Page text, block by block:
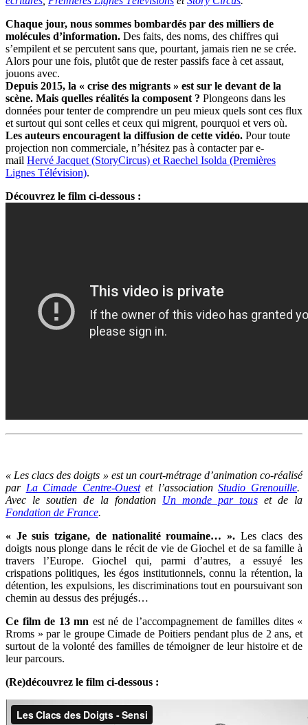
Chaque jour, nous sommes bombardés par des milliers de
molécules d’information. Des faits, des noms, des chiffres qui
s’empilent et se percutent sans que, pourtant, jamais rien ne se crée.
Alors pour une fois, plutôt que de rester passifs face à cet assaut,
jouons avec.
Depuis 2015, la « crise des migrants » est sur le devant de la
scène. Mais quelles réalités la composent ? Plongeons dans les
données pour tenter de comprendre un peu mieux quels sont ces flux
et surtout qui sont celles et ceux qui migrent, pourquoi et vers où.
Les auteurs encouragent la diffusion de cette vidéo. Pour toute
projection non commerciale, n’hésitez pas à contacter par e-
mail Hervé Jacquet (StoryCircus) et Raechel Isolda (Premières
Lignes Télévision).
Découvrez le film ci-dessous :
« Les clacs des doigts » est un court-métrage d’animation co-réalisé
par La Cimade Centre-Ouestet l’associationStudio Grenouille.
Avec le soutien de la fondation Un monde par touset de la
Fondation de France.
« Je suis tzigane, de nationalité roumaine… ».Les clacs des
doigts nous plonge dans le récit de vie de Giochel et de sa famille à
travers l’Europe. Giochel qui, parmi d’autres, a essuyé les
crispations politiques, les égos institutionnels, connu la rétention, la
détention, les expulsions, les discriminations tout en poursuivant son
chemin au dessus des préjugés…
Ce film de 13 mn est né de l’accompagnement de familles dites «
Rroms » par le groupe Cimade de Poitiers pendant plus de 2 ans, et
surtout de la volonté des familles de témoigner de leur histoire et de
leur parcours.
(Re)découvrez le film ci-dessous :